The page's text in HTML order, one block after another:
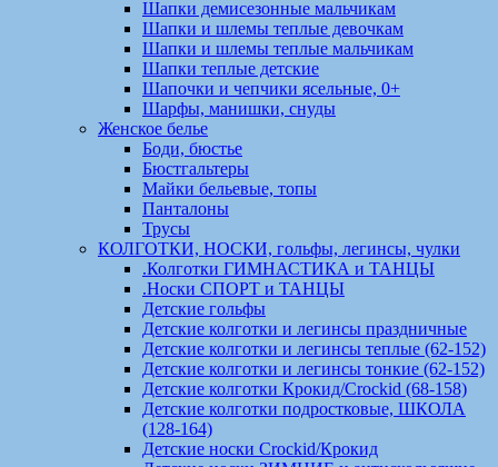
Шапки демисезонные мальчикам
Шапки и шлемы теплые девочкам
Шапки и шлемы теплые мальчикам
Шапки теплые детские
Шапочки и чепчики ясельные, 0+
Шарфы, манишки, снуды
Женское белье
Боди, бюстье
Бюстгальтеры
Майки бельевые, топы
Панталоны
Трусы
КОЛГОТКИ, НОСКИ, гольфы, легинсы, чулки
.Колготки ГИМНАСТИКА и ТАНЦЫ
.Носки СПОРТ и ТАНЦЫ
Детские гольфы
Детские колготки и легинсы праздничные
Детские колготки и легинсы теплые (62-152)
Детские колготки и легинсы тонкие (62-152)
Детские колготки Крокид/Crockid (68-158)
Детские колготки подростковые, ШКОЛА
(128-164)
Детские носки Crockid/Крокид